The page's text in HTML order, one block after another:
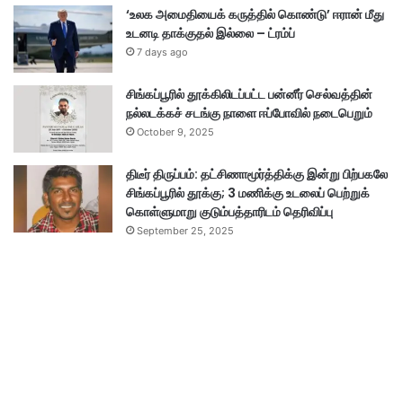
‘உலக அமைதியைக் கருத்தில் கொண்டு’ ஈரான் மீது
உடனடி தாக்குதல் இல்லை – ட்ரம்ப்
7 days ago
சிங்கப்பூரில் தூக்கிலிடப்பட்ட பன்னீர் செல்வத்தின்
நல்லடக்கச் சடங்கு நாளை ஈப்போவில் நடைபெறும்
October 9, 2025
திடீர் திருப்பம்: தட்சிணாமூர்த்திக்கு இன்று பிற்பகலே
சிங்கப்பூரில் தூக்கு; 3 மணிக்கு உடலைப் பெற்றுக்
கொள்ளுமாறு குடும்பத்தாரிடம் தெரிவிப்பு
September 25, 2025